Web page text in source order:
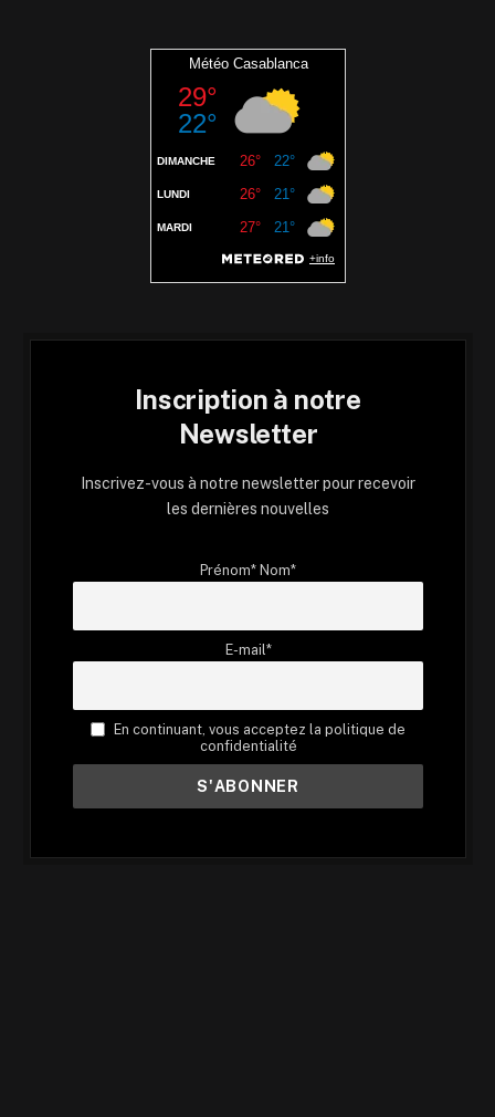
Inscription à notre
Newsletter
Inscrivez-vous à notre newsletter pour recevoir
les dernières nouvelles
Prénom* Nom*
E-mail*
En continuant, vous acceptez la politique de
confidentialité